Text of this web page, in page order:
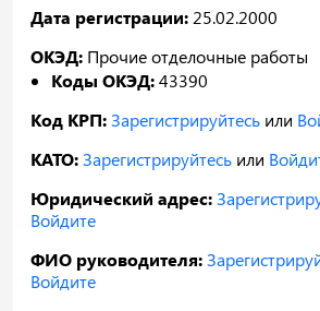
Дата регистрации: 25.02.2000
ОКЭД: Прочие отделочные работы
Коды ОКЭД:43390
Код КРП:Зарегистрируйтесь или
КАТО:Зарегистрируйтесь или
Юридический адрес:
Войдите
ФИО руководителя:
Войдите